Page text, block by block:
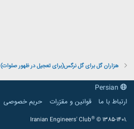
هزاران گل برای گل نرگس(برای تعجیل در ظهور صلوات)
ارتباط با ما
قوانین و مقرّرات حریم خصوصی
Iranian Engineers' Club® © 1385-1401.